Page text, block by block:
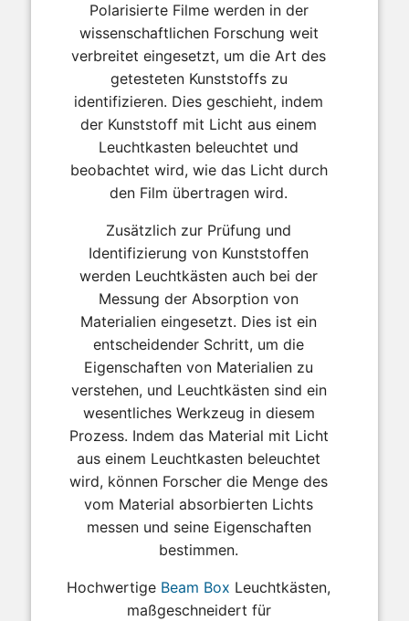
Polarisierte Filme werden in der
wissenschaftlichen Forschung weit
verbreitet eingesetzt, um die Art des
getesteten Kunststoffs zu
identifizieren. Dies geschieht, indem
der Kunststoff mit Licht aus einem
Leuchtkasten beleuchtet und
beobachtet wird, wie das Licht durch
den Film übertragen wird.
Zusätzlich zur Prüfung und
Identifizierung von Kunststoffen
werden Leuchtkästen auch bei der
Messung der Absorption von
Materialien eingesetzt. Dies ist ein
entscheidender Schritt, um die
Eigenschaften von Materialien zu
verstehen, und Leuchtkästen sind ein
wesentliches Werkzeug in diesem
Prozess. Indem das Material mit Licht
aus einem Leuchtkasten beleuchtet
wird, können Forscher die Menge des
vom Material absorbierten Lichts
messen und seine Eigenschaften
bestimmen.
Hochwertige Beam Box Leuchtkästen,
maßgeschneidert für